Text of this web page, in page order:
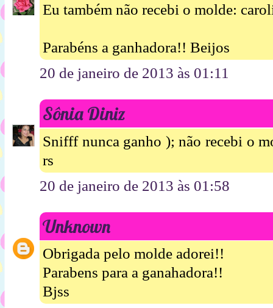
Eu também não recebi o molde:
Parabéns a ganhadora!! Beijos
20 de janeiro de 2013 às 01:11
Sônia Diniz
Snifff nunca ganho ); não recebi o
rs
20 de janeiro de 2013 às 01:58
Unknown
Obrigada pelo molde adorei!!
Parabens para a ganahadora!!
Bjss